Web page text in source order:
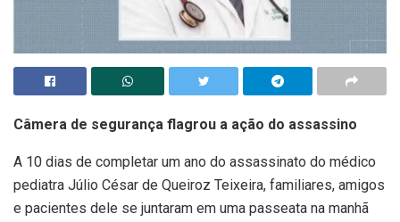
Câmera de segurança flagrou a ação do assassino
A 10 dias de completar um ano do assassinato do médico
pediatra Júlio César de Queiroz Teixeira, familiares, amigos
e pacientes dele se juntaram em uma passeata na manhã